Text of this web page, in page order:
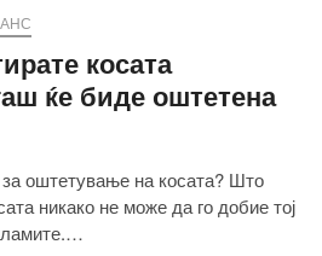
косата
ќе биде оштетена
за оштетување на косата? Што
никако не може да го добие тој